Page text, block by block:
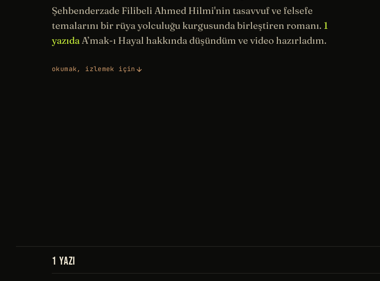
Şehbenderzade Filibeli Ahmed Hilmi'nin tasavvuf ve felsefe
temalarını bir rüyayolculuğu kurgusunda birleştiren romanı. 1
yazıdaA’mak-ı Hayal hakkında düşündüm ve video hazırladım.
okumak, izlemek için
1 YAZI